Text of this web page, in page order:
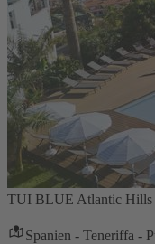
TUI BLUE Atlantic Hills
Spanien - Teneriffa -